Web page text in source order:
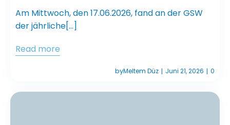
Am Mittwoch, den 17.06.2026, fand an der GSW
der jährliche[…]
Read more
byMeltem Düz | Juni 21, 2026 | 0